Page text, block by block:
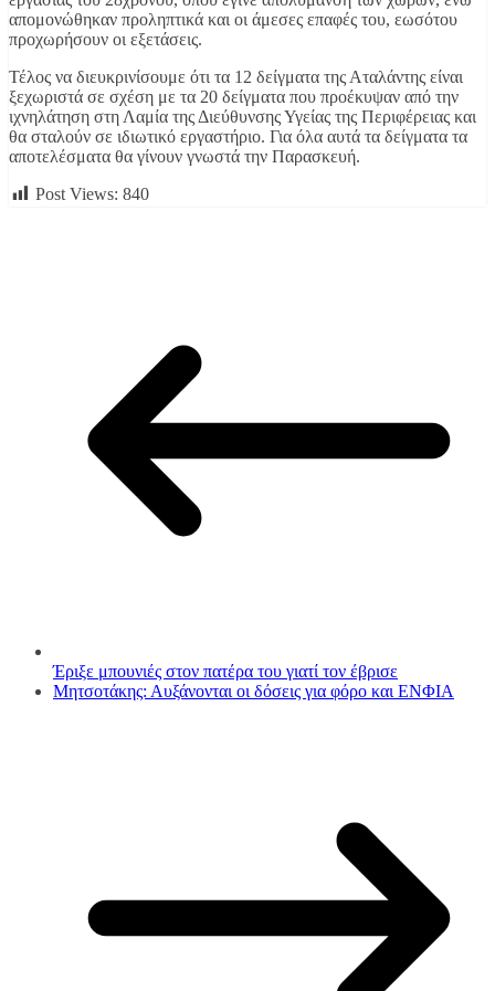
απομονώθηκαν προληπτικά και οι άμεσες επαφές του, εωσότου
προχωρήσουν οι εξετάσεις.
Τέλος να διευκρινίσουμε ότι τα 12 δείγματα της Αταλάντης είναι
ξεχωριστά σε σχέση με τα 20 δείγματα που προέκυψαν από την
ιχνηλάτηση στη Λαμία της Διεύθυνσης Υγείας της Περιφέρειας και
θα σταλούν σε ιδιωτικό εργαστήριο. Για όλα αυτά τα δείγματα τα
αποτελέσματα θα γίνουν γνωστά την Παρασκευή.
Post Views: 840
Έριξε μπουνιές στον πατέρα του γιατί τον έβρισε
Μητσοτάκης: Αυξάνονται οι δόσεις για φόρο και ΕΝΦΙΑ